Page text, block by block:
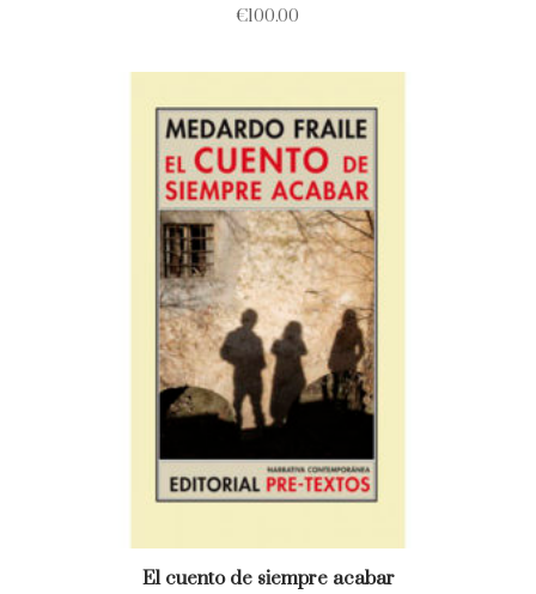
€100.00
El cuento de siempre acabar